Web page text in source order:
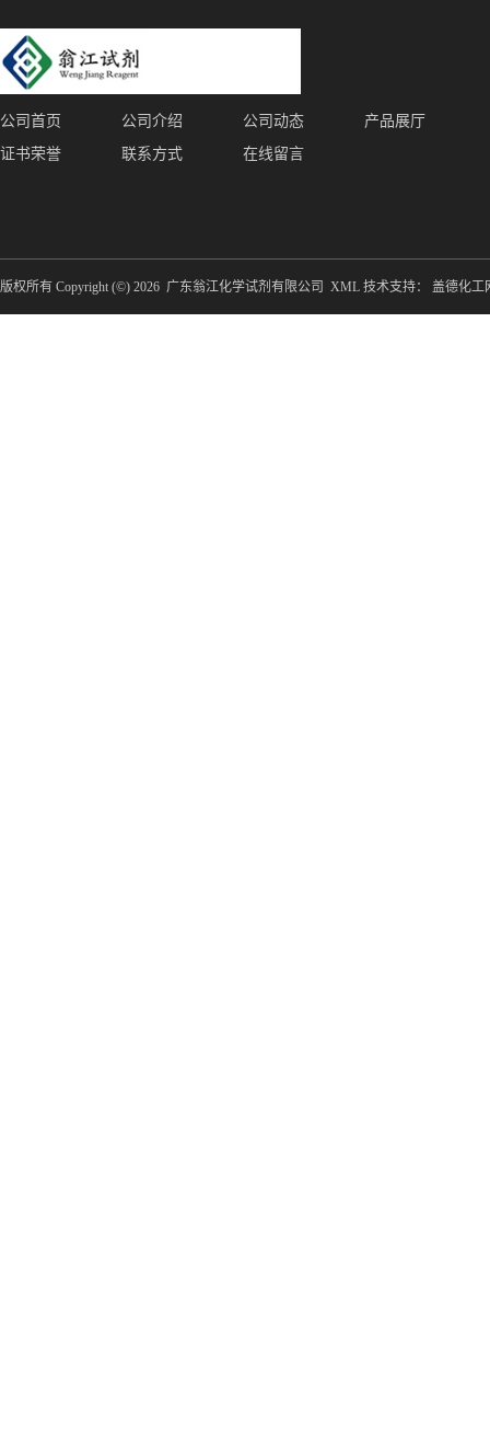
公司首页 公司介绍 公司动态
产品展厅
证书荣誉
联系方式 在线留言
版权所有 Copyright (©) 2026 广东翁江化学试剂有限公司 XML 技术支持： 盖德化工